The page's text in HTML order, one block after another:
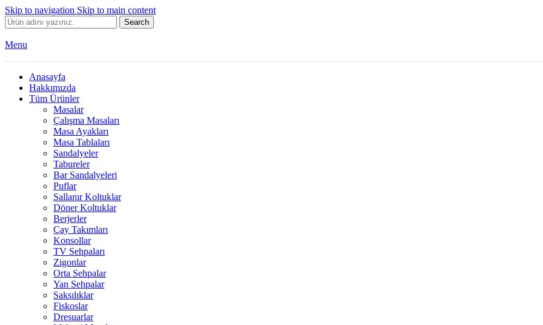
Skip to navigation Skip to main content
Search
Menu
Anasayfa
Hakkımızda
Tüm Ürünler
Masalar
Çalışma Masaları
Masa Ayakları
Masa Tablaları
Sandalyeler
Tabureler
Bar Sandalyeleri
Puflar
Sallanır Koltuklar
Döner Koltuklar
Berjerler
Çay Takımları
Konsollar
TV Sehpaları
Zigonlar
Orta Sehpalar
Yan Sehpalar
Saksılıklar
Fiskoslar
Dresuarlar